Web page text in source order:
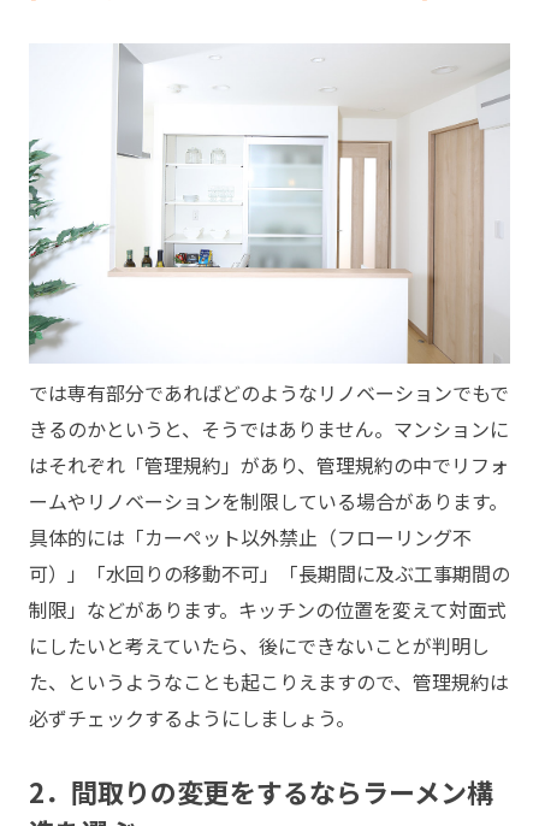
では専有部分であればどのようなリノベーションでもで
きるのかというと、そうではありません。マンションに
はそれぞれ「管理規約」があり、管理規約の中でリフォ
ームやリノベーションを制限している場合があります。
具体的には「カーペット以外禁止（フローリング不
可）」「水回りの移動不可」「長期間に及ぶ工事期間の
制限」などがあります。キッチンの位置を変えて対面式
にしたいと考えていたら、後にできないことが判明し
た、というようなことも起こりえますので、管理規約は
必ずチェックするようにしましょう。
2．間取りの変更をするならラーメン構